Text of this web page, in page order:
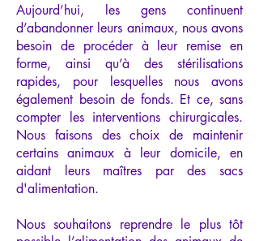
Aujourd’hui, les gens continuent
d’abandonner leurs animaux, nous avons
besoin de procéder à leur remise en
forme, ainsi qu’à des stérilisations
rapides, pour lesquelles nous avons
également besoin de fonds. Et ce, sans
compter les interventions chirurgicales.
Nous faisons des choix de maintenir
certains animaux à leur domicile, en
aidant leurs maîtres par des sacs
d'alimentation.
Nous souhaitons reprendre le plus tôt